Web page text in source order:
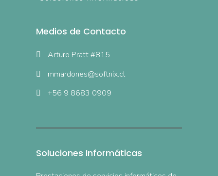
Medios de Contacto
Arturo Pratt #815
mmardones@softnix.cl
+56 9 8683 0909
Soluciones Informáticas